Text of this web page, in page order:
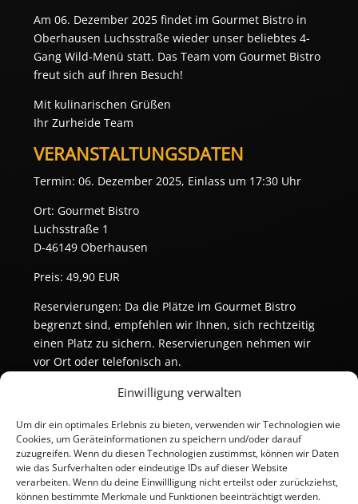
Einwilligung verwalten
Um dir ein optimales Erlebnis zu bieten, verwenden wir Technologien wie
Cookies, um Geräteinformationen zu speichern und/oder darauf
zuzugreifen. Wenn du diesen Technologien zustimmst, können wir Daten
wie das Surfverhalten oder eindeutige IDs auf dieser Website
verarbeiten. Wenn du deine Einwillligung nicht erteilst oder zurückziehst,
können bestimmte Merkmale und Funktionen beeinträchtigt werden.
Am 06. Dezember 2025 findet im Gourmet Bistro in
Oberhausen Luchsstraße wieder unser beliebtes 4-
Gang Wild-Menü statt. Das Team vom Gourmet Bistro
freut sich auf Ihren Besuch!
Mit kulinarischen Grüßen
Ihr Zurheide Team
VERANSTALTUNGSDATEN
Termin: 06. Dezember 2025, Einlass um 17:30 Uhr
Ort: Gourmet Bistro
Luchsstraße 1
D-46149 Oberhausen
Preis: 49,90 EUR
Reservierungen: Da die Plätze im Gourmet Bistro
begrenzt sind, empfehlen wir Ihnen, sich rechtzeitig
einen Platz zu sichern. Reservierungen nehmen wir
vor Ort oder telefonisch an.